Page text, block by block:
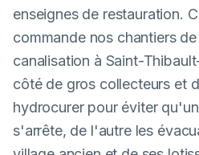
enseignes de restauration.
commande nos chantiers
canalisation à Saint-
côté de gros collecteurs et
hydrocurer pour éviter
s'arrête, de l'autre les